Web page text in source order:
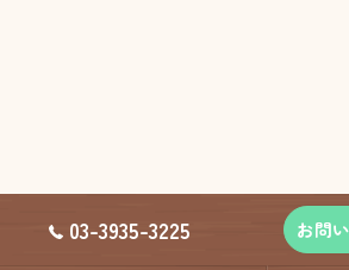
03-3935-3225 お問